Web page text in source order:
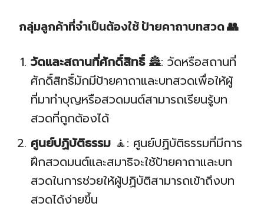
กลุ่มลูกค้าที่จำเป็นต้องใช้ ป้ายคาถาบทสวด👥
วัดและสถานที่ศักดิ์สิทธิ์🏯: วัดหรือสถานที่
ศักดิ์สิทธิ์มักมีป้ายคาถาและบทสวดเพื่อให้ผู้
ที่มาทำบุญหรือสวดมนต์สามารถเรียนรู้บท
สวดที่ถูกต้องได้
ศูนย์ปฏิบัติธรรม 🧘: ศูนย์ปฏิบัติธรรมที่มีการ
ฝึกสวดมนต์และสมาธิจะใช้ป้ายคาถาและบท
สวดในการช่วยให้ผู้ปฏิบัติสามารถเข้าถึงบท
สวดได้ง่ายขึ้น